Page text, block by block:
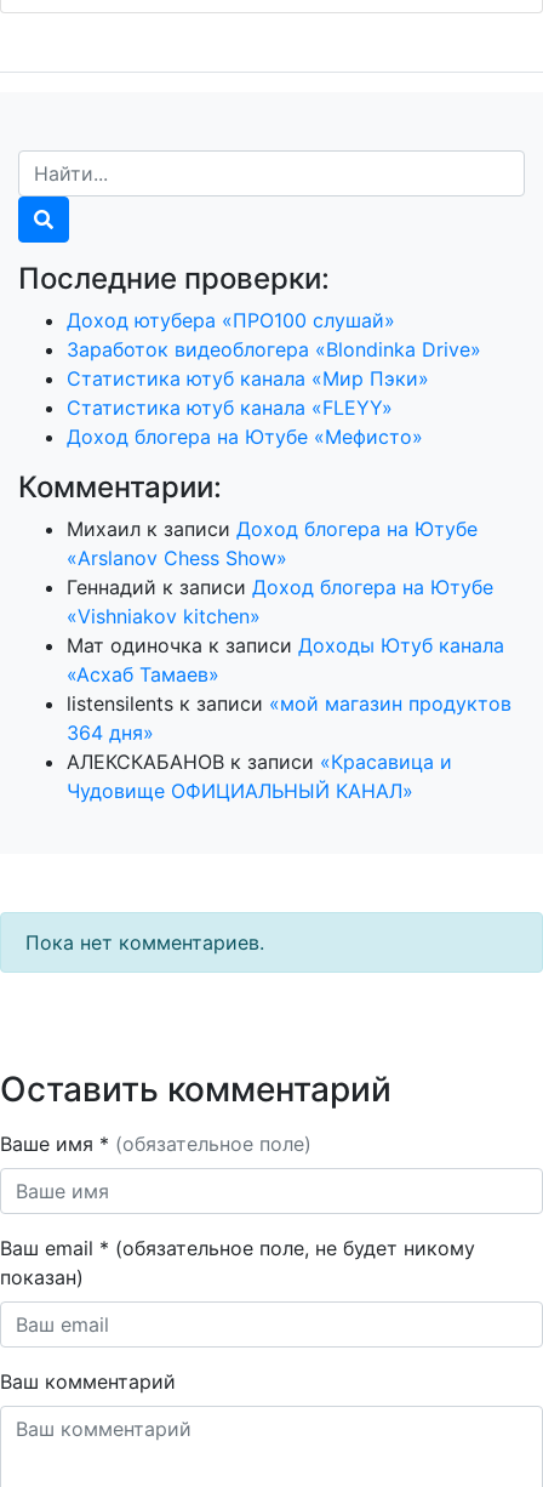
Последние проверки:
Доход ютубера «ПРО100 слушай»
Заработок видеоблогера «Blondinka Drive»
Статистика ютуб канала «Мир Пэки»
Статистика ютуб канала «FLEYY»
Доход блогера на Ютубе «Мефисто»
Комментарии:
Михаил к записи Доход блогера на Ютубе
«Arslanov Chess Show»
Геннадий к записи Доход блогера на Ютубе
«Vishniakov kitchen»
Мат одиночка к записи Доходы Ютуб канала
«Асхаб Тамаев»
listensilents к записи «мой магазин продуктов
364 дня»
АЛЕКСКАБАНОВ к записи «Красавица и
Чудовище ОФИЦИАЛЬНЫЙ КАНАЛ»
Пока нет комментариев.
Оставить комментарий
Ваше имя * (обязательное поле)
Ваш email * (обязательное поле, не будет никому
показан)
Ваш комментарий